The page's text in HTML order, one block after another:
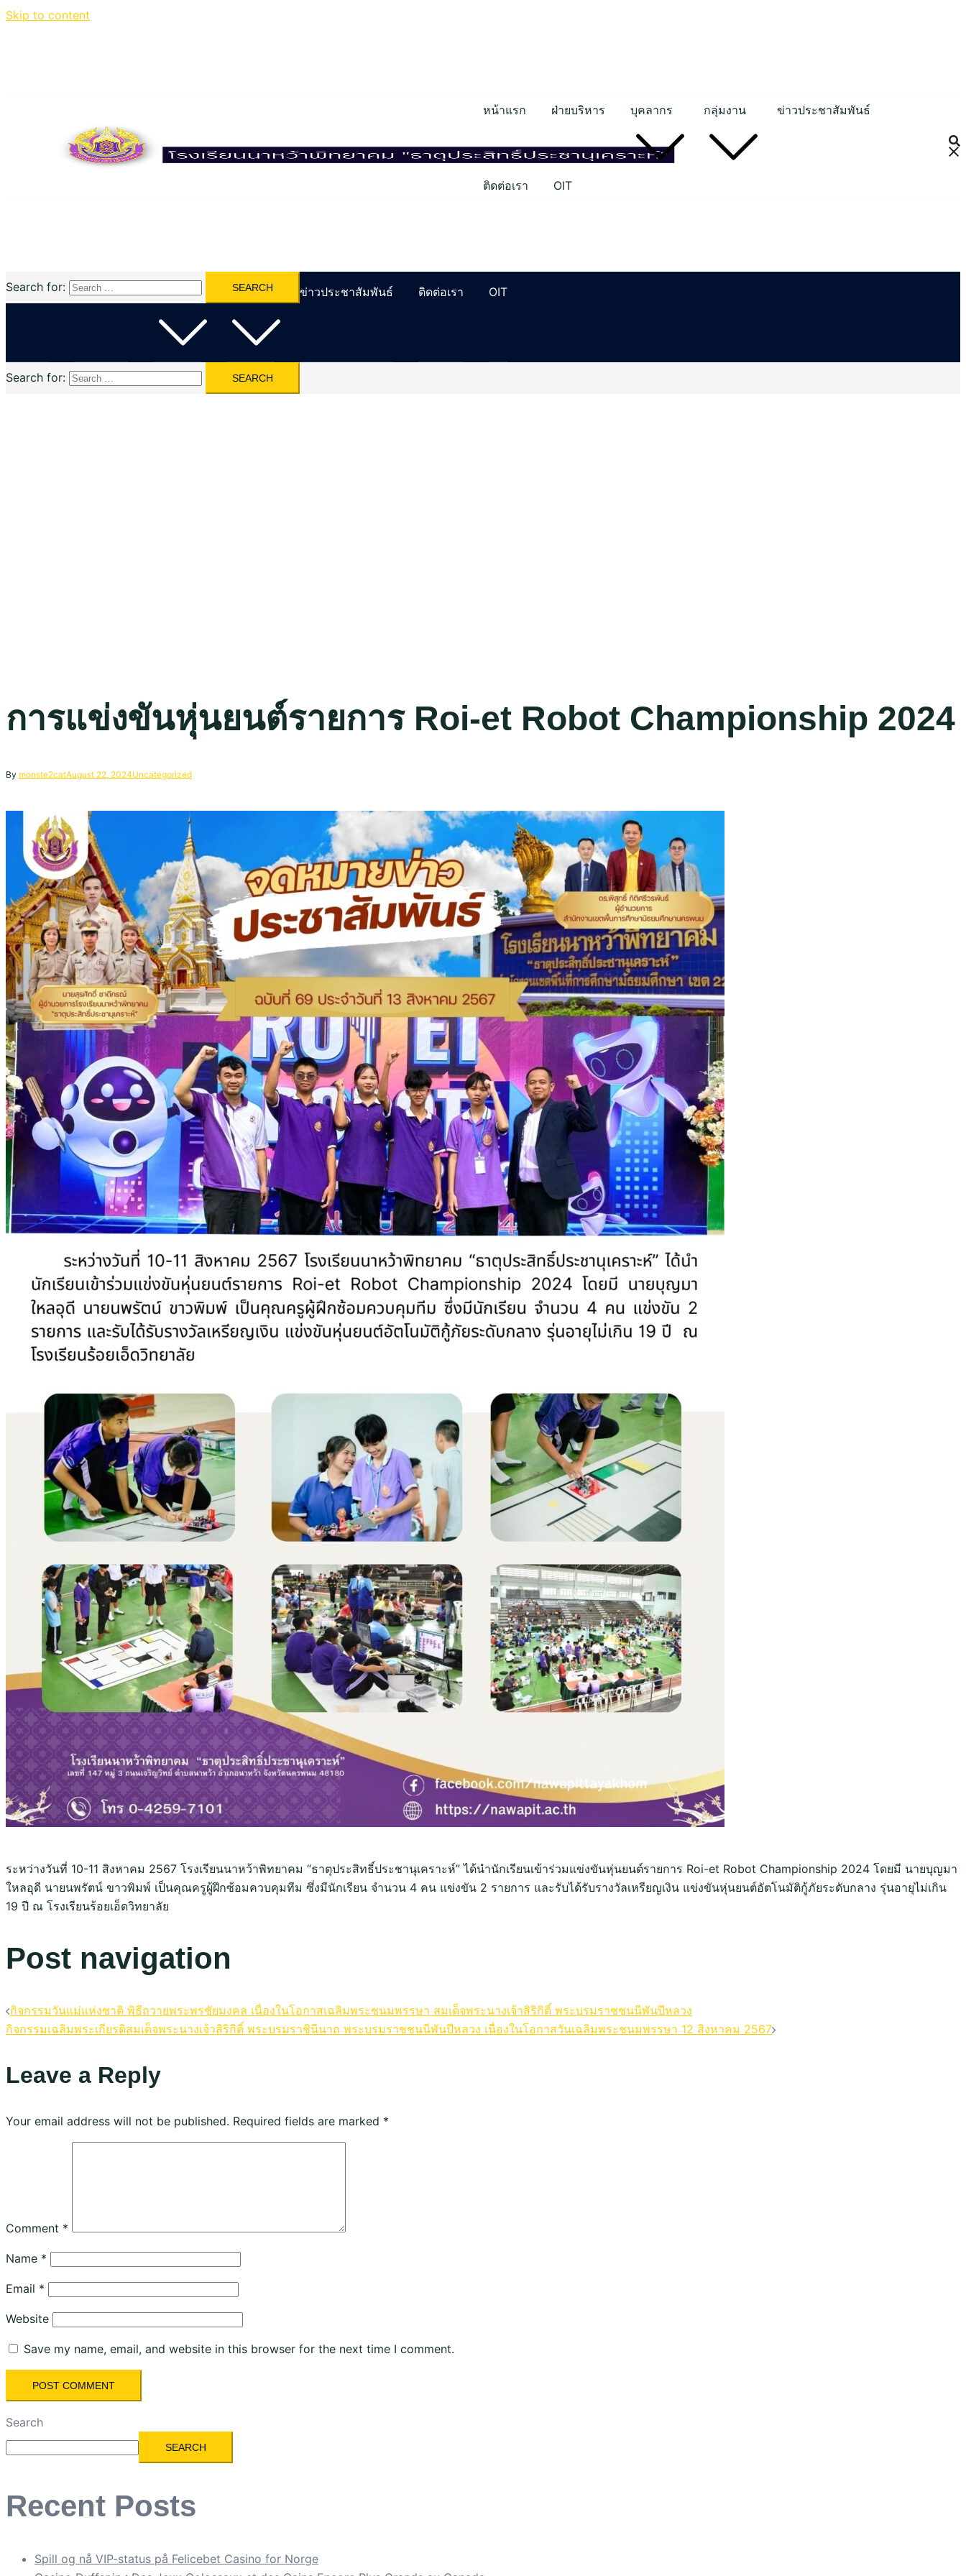
Skip to content
หน้าแรก ฝ่ายบริหาร บุคลากร กลุ่มงาน ข่าวประชาสัมพันธ์
ติดต่อเรา OIT
Search for:
หน้าแรก ฝ่ายบริหาร บุคลากร กลุ่มงาน ข่าวประชาสัมพันธ์ ติดต่อเรา OIT
Search for:
การแข่งขันหุ่นยนต์รายการ Roi-et Robot Championship 2024
By monste2catAugust 22, 2024Uncategorized
ระหว่างวันที่ 10-11 สิงหาคม 2567 โรงเรียนนาหว้าพิทยาคม “ธาตุประสิทธิ์ประชานุเคราะห์” ได้นำนักเรียนเข้าร่วมแข่งขันหุ่นยนต์รายการ Roi-et Robot Championship 2024 โดยมี นายบุญมา
ใหลอุดี นายนพรัตน์ ขาวพิมพ์ เป็นคุณครูผู้ฝึกซ้อมควบคุมทีม ซึ่งมีนักเรียน จำนวน 4 คน แข่งขัน 2 รายการ และรับได้รับรางวัลเหรียญเงิน แข่งขันหุ่นยนต์อัตโนมัติกู้ภัยระดับกลาง รุ่นอายุไม่เกิน
19 ปี ณ โรงเรียนร้อยเอ็ดวิทยาลัย
Post navigation
กิจกรรมวันแม่แห่งชาติ พิธีถวายพระพรชัยมงคล เนื่องในโอกาสเฉลิมพระชนมพรรษา สมเด็จพระนางเจ้าสิริกิติ์ พระบรมราชชนนีพันปีหลวง
กิจกรรมเฉลิมพระเกียรติสมเด็จพระนางเจ้าสิริกิติ์ พระบรมราชินีนาถ พระบรมราชชนนีพันปีหลวง เนื่องในโอกาสวันเฉลิมพระชนมพรรษา 12 สิงหาคม 2567
Leave a Reply
Your email address will not be published. Required fields are marked *
Comment *
Name *
Email *
Website
Save my name, email, and website in this browser for the next time I comment.
Search
SEARCH
Recent Posts
Spill og nå VIP-status på Felicebet Casino for Norge